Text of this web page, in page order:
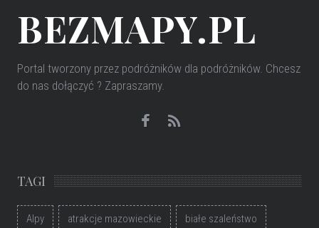
BEZMAPY.PL
Portal tworzony przez podróżników dla podróżników. Chcesz
do nas dołączyć ? Zapraszamy.
TAGI
Alpy atrakcje mazowieckie białe szaleństwo